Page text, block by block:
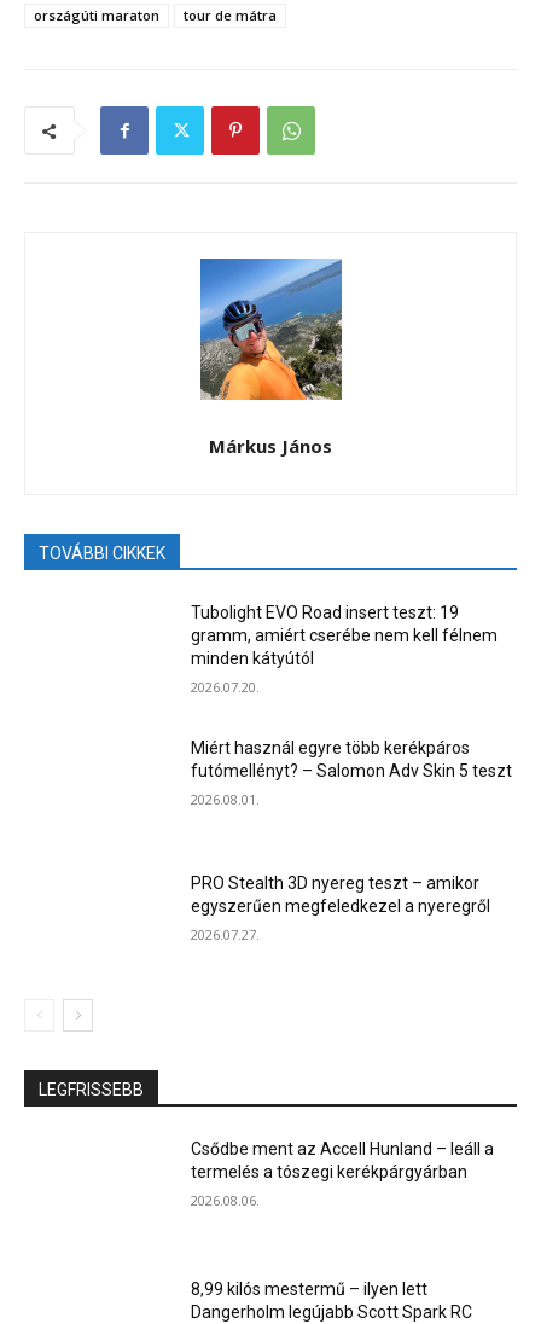
országúti maraton
tour de mátra
Márkus János
TOVÁBBI CIKKEK
Tubolight EVO Road insert teszt: 19
gramm, amiért cserébe nem kell félnem
minden kátyútól
2026.07.20.
Miért használ egyre több kerékpáros
futómellényt? – Salomon Adv Skin 5 teszt
2026.08.01.
PRO Stealth 3D nyereg teszt – amikor
egyszerűen megfeledkezel a nyeregről
2026.07.27.
LEGFRISSEBB
Csődbe ment az Accell Hunland – leáll a
termelés a tószegi kerékpárgyárban
2026.08.06.
8,99 kilós mestermű – ilyen lett
Dangerholm legújabb Scott Spark RC